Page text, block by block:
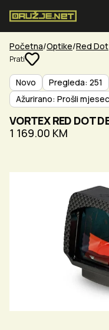
Početna Optike Red Dot
Prati
Novo Pregleda: 251
Ažurirano: Prošli mjesec
VORTEX RED DOT
1 169.00 KM